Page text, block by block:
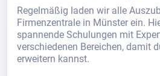
Regelmäßig laden wir alle
Firmenzentrale in Münster ein.
spannende Schulungen mit
verschiedenen Bereichen, damit
erweitern kannst.